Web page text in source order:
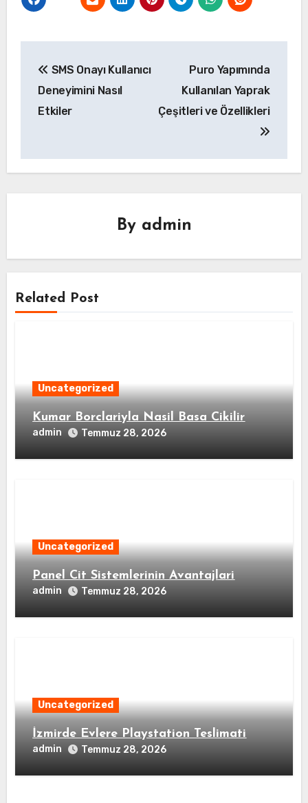
gezinmesi
SMS Onayı Kullanıcı
Deneyimini Nasıl
Etkiler
Puro Yapımında
Kullanılan Yaprak
Çeşitleri ve Özellikleri
By admin
Related Post
Uncategorized
Kumar Borclariyla Nasil Basa Cikilir
admin Temmuz 28, 2026
Uncategorized
Panel Cit Sistemlerinin Avantajlari
admin Temmuz 28, 2026
Uncategorized
İzmirde Evlere Playstation Teslimati
admin Temmuz 28, 2026